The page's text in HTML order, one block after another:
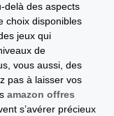
delà des aspects
choix disponibles
jeux qui
de
vous aussi, des
pas à laisser vos
amazon offres
s’avérer précieux